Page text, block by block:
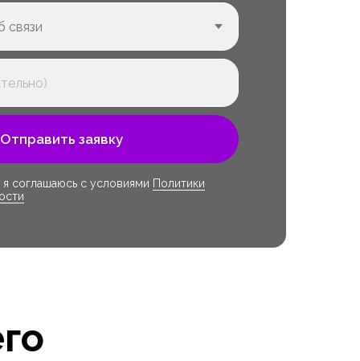
Отправить заявку
соглашаюсь с условиями Политики